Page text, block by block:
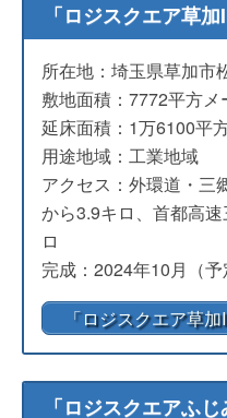
「ロジスクエア草
所在地：埼玉県草加市
敷地面積：7772平方メ
延床面積：1万6100平
用途地域：工業地域
アクセス：外環道・三
から3.9キロ、首都高
ロ
完成：2024年10月（予
「ロジスクエア草
「ロジスクエアふ